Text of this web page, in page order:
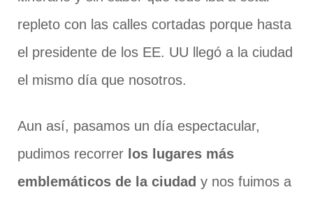
repleto con las calles cortadas porque hasta
el presidente de los EE. UU llegó a la ciudad
el mismo día que nosotros.
Aun así, pasamos un día espectacular,
pudimos recorrer los lugares más
emblemáticos de la ciudad y nos fuimos a